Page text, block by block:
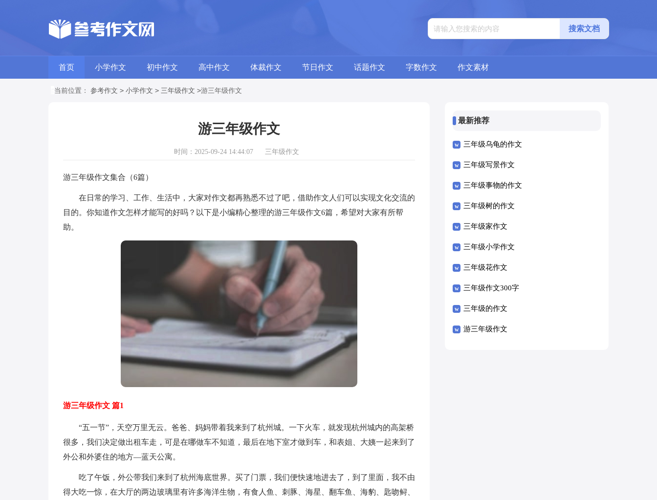
搜索文档
首页 小学作文 初中作文 高中作文 体裁作文 节日作文 话题作文 字数作文 作文素材
当前位置： 参考作文 > 小学作文 > 三年级作文 >游三年级作文
游三年级作文
时间：2025-09-24 14:44:07 三年级作文
游三年级作文集合（6篇）
在日常的学习、工作、生活中，大家对作文都再熟悉不过了吧，借助作文人们可以实现文化交流的
目的。你知道作文怎样才能写的好吗？以下是小编精心整理的游三年级作文6篇，希望对大家有所帮
助。
游三年级作文 篇1
“五一节”，天空万里无云。爸爸、妈妈带着我来到了杭州城。一下火车，就发现杭州城内的高架桥
很多，我们决定做出租车走，可是在哪做车不知道，最后在地下室才做到车，和表姐、大姨一起来到了
外公和外婆住的地方—蓝天公寓。
吃了午饭，外公带我们来到了杭州海底世界。买了门票，我们便快速地进去了，到了里面，我不由
得大吃一惊，在大厅的两边玻璃里有许多海洋生物，有食人鱼、刺豚、海星、翻车鱼、海豹、匙吻鲟、
最新推荐
三年级乌龟的作文
三年级写景作文
三年级事物的作文
三年级树的作文
三年级家作文
三年级小学作文
三年级花作文
三年级作文300字
三年级的作文
游三年级作文